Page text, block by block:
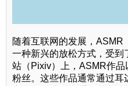
随着互联网的发展，ASMR
一种新兴的放松方式，受到
站（Pixiv）上，ASMR作
粉丝。这些作品通常通过